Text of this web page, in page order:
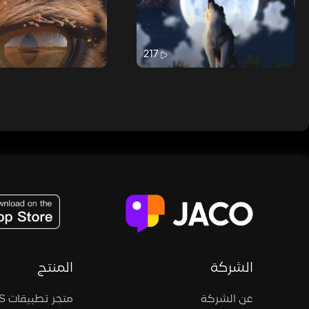
217
الشركة
عن الشركة
المنتج
متجر تطبيقات iOS